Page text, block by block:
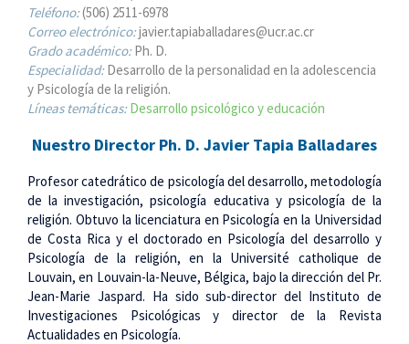
Teléfono:(506) 2511-6978
Correo electrónico:javier.tapiaballadares@ucr.ac.cr
Grado académico:Ph. D.
Especialidad:Desarrollo de la personalidad en la adolescencia
y Psicología de la religión.
Líneas temáticas:Desarrollo psicológico y educación
Nuestro Director Ph. D. Javier Tapia Balladares
Profesor catedrático de psicología del desarrollo, metodología
de la investigación, psicología educativa y psicología de la
religión. Obtuvo la licenciatura en Psicología en la Universidad
de Costa Rica y el doctorado en Psicología del desarrollo y
Psicología de la religión, en la Université catholique de
Louvain, en Louvain-la-Neuve, Bélgica, bajo la dirección del Pr.
Jean-Marie Jaspard. Ha sido sub-director del Instituto de
Investigaciones Psicológicas y director de la Revista
Actualidades en Psicología.